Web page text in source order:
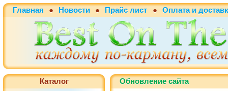
Главная ● Новости ● Прайс лист ● Оплата и
Каталог Обновление сайта